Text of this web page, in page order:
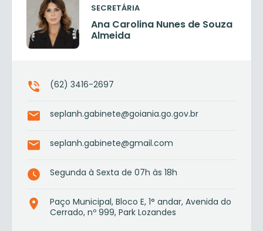
SECRETÁRIA
Ana Carolina Nunes de Souza
Almeida
(62) 3416-2697
seplanh.gabinete@goiania.go.gov.br
seplanh.gabinete@gmail.com
Segunda à Sexta de 07h às 18h
Paço Municipal, Bloco E, 1° andar, Avenida do
Cerrado, nº 999, Park Lozandes